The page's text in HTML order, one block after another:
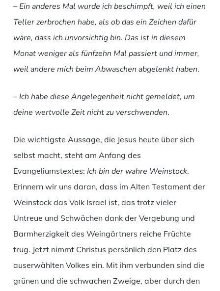
– Ein anderes Mal wurde ich beschimpft, weil ich einen
Teller zerbrochen habe, als ob das ein Zeichen dafür
wäre, dass ich unvorsichtig bin. Das ist in diesem
Monat weniger als fünfzehn Mal passiert und immer,
weil andere mich beim Abwaschen abgelenkt haben.
– Ich habe diese Angelegenheit nicht gemeldet, um
deine wertvolle Zeit nicht zu verschwenden.
Die wichtigste Aussage, die Jesus heute über sich
selbst macht, steht am Anfang des
Evangeliumstextes: Ich bin der wahre Weinstock.
Erinnern wir uns daran, dass im Alten Testament der
Weinstock das Volk Israel ist, das trotz vieler
Untreue und Schwächen dank der Vergebung und
Barmherzigkeit des Weingärtners reiche Früchte
trug. Jetzt nimmt Christus persönlich den Platz des
auserwählten Volkes ein. Mit ihm verbunden sind die
grünen und die schwachen Zweige, aber durch den